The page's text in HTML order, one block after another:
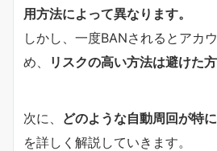
用方法によって異なります。
しかし、一度BANされるとアカ
め、
リスクの高い方法は避けた
次に、 どのような自動周回が特
を詳しく解説していきます。